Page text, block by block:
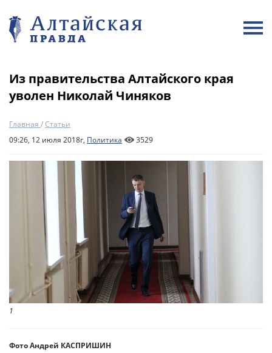
Из правительства Алтайского края
уволен Николай Чиняков
Главная /Статьи
09:26, 12 июля 2018г, Политика 3529
1
Фото Андрей КАСПРИШИН